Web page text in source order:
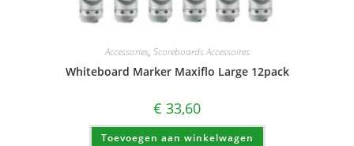
Accessories, Scoreboards Accessoires
Whiteboard Marker Maxiflo Large 12pack
€ 33,60
Toevoegen aan winkelwagen